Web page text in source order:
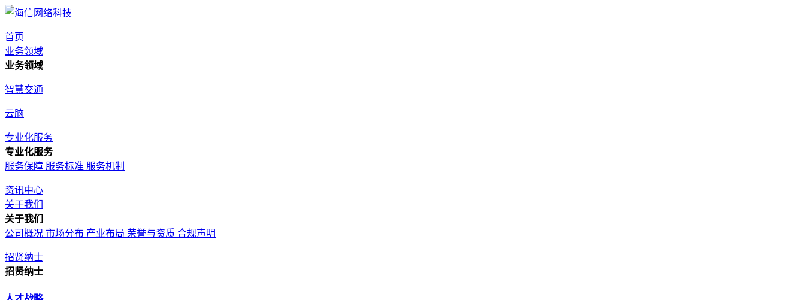
首页
业务领域
业务领域
智慧交通
云脑
专业化服务
专业化服务
服务保障 服务标准 服务机制
资讯中心
关于我们
关于我们
公司概况 市场分布 产业布局 荣誉与资质 合规声明
招贤纳士
招贤纳士